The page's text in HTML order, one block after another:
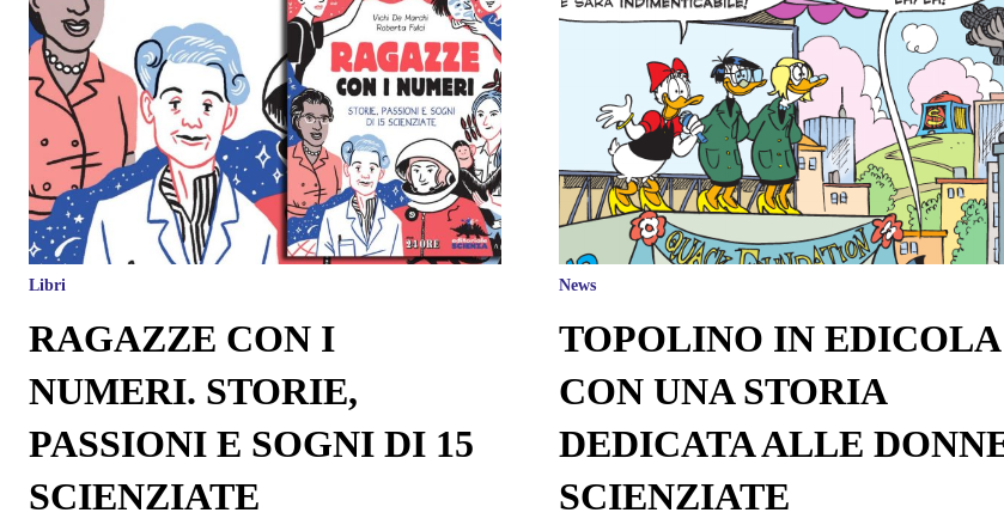
Libri
RAGAZZE CON I
NUMERI. STORIE,
PASSIONI E SOGNI DI 15
SCIENZIATE
News
TOPOLINO IN EDICOLA
CON UNA STORIA
DEDICATA ALLE
SCIENZIATE